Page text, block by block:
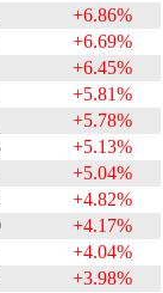
+6.86%
+6.69%
+6.45%
+5.81%
+5.78%
+5.13%
+5.04%
+4.82%
+4.17%
+4.04%
+3.98%